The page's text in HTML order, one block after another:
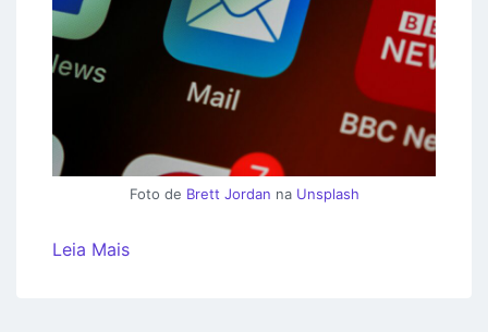
Foto de Brett Jordan na Unsplash
Leia Mais